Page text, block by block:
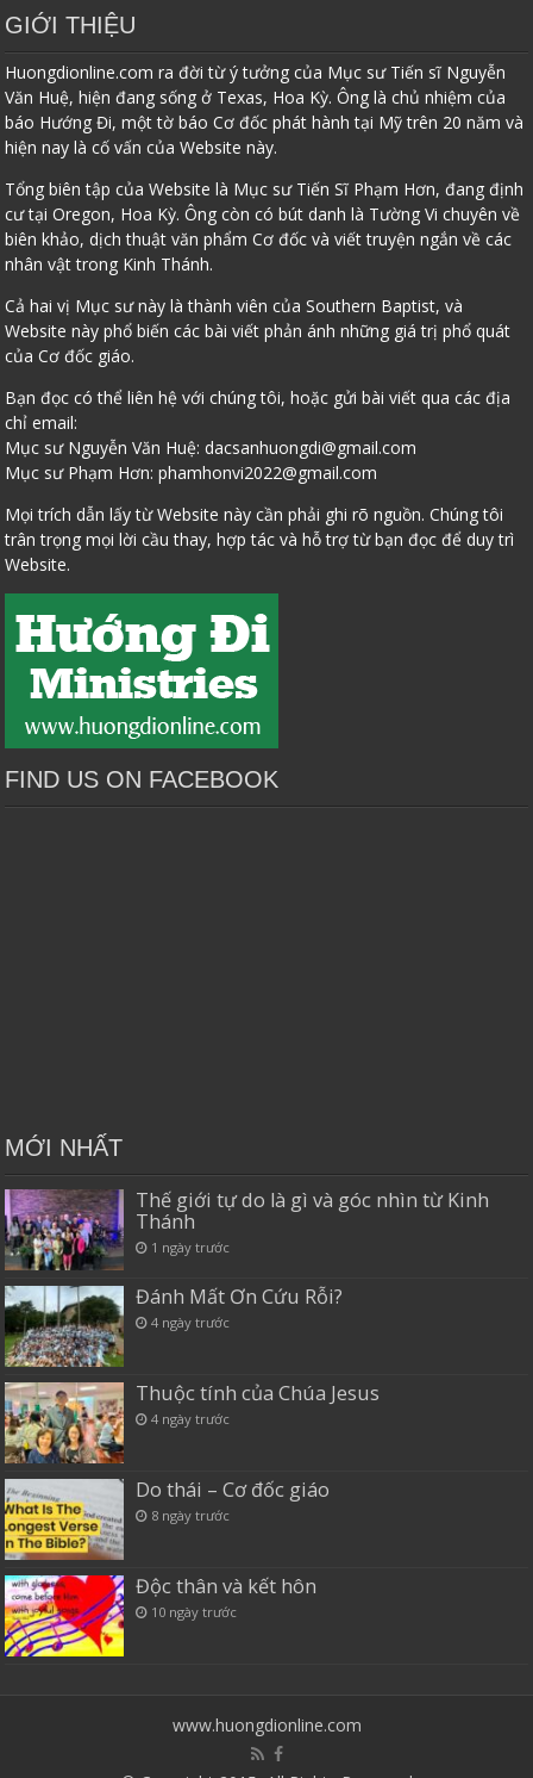
GIỚI THIỆU
Huongdionline.com ra đời từ ý tưởng của Mục sư Tiến sĩ Nguyễn
Văn Huệ, hiện đang sống ở Texas, Hoa Kỳ. Ông là chủ nhiệm của
báo Hướng Đi, một tờ báo Cơ đốc phát hành tại Mỹ trên 20 năm và
hiện nay là cố vấn của Website này.
Tổng biên tập của Website là Mục sư Tiến Sĩ Phạm Hơn, đang định
cư tại Oregon, Hoa Kỳ. Ông còn có bút danh là Tường Vi chuyên về
biên khảo, dịch thuật văn phẩm Cơ đốc và viết truyện ngắn về các
nhân vật trong Kinh Thánh.
Cả hai vị Mục sư này là thành viên của Southern Baptist, và
Website này phổ biến các bài viết phản ánh những giá trị phổ quát
của Cơ đốc giáo.
Bạn đọc có thể liên hệ với chúng tôi, hoặc gửi bài viết qua các địa
chỉ email:
Mục sư Nguyễn Văn Huệ:dacsanhuongdi@gmail.com
Mục sư Phạm Hơn:phamhonvi2022@gmail.com
Mọi trích dẫn lấy từ Website này cần phải ghi rõ nguồn. Chúng tôi
trân trọng mọi lời cầu thay, hợp tác và hỗ trợ từ bạn đọc để duy trì
Website.
FIND US ON FACEBOOK
MỚI NHẤT
Thế giới tự do là gì và góc nhìn từ Kinh
Thánh
1 ngày trước
Đánh Mất Ơn Cứu Rỗi?
4 ngày trước
Thuộc tính của Chúa Jesus
4 ngày trước
Do thái – Cơ đốc giáo
8 ngày trước
Độc thân và kết hôn
10 ngày trước
www.huongdionline.com